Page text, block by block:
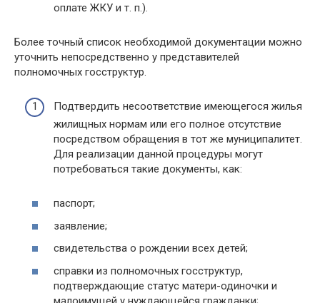
оплате ЖКУ и т. п.).
Более точный список необходимой документации можно
уточнить непосредственно у представителей
полномочных госструктур.
Подтвердить несоответствие имеющегося жилья
жилищных нормам или его полное отсутствие
посредством обращения в тот же муниципалитет.
Для реализации данной процедуры могут
потребоваться такие документы, как:
паспорт;
заявление;
свидетельства о рождении всех детей;
справки из полномочных госструктур,
подтверждающие статус матери-одиночки и